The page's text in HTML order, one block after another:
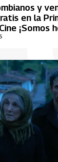
y
en la
¡Somos